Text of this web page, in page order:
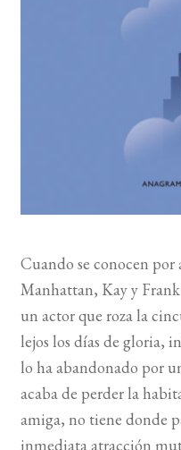
Cuando se conocen por
Manhattan, Kay y Frank
un actor que roza la
lejos los días de gloria,
lo ha abandonado por
acaba de perder la
amiga, no tiene donde
inmediata atracción